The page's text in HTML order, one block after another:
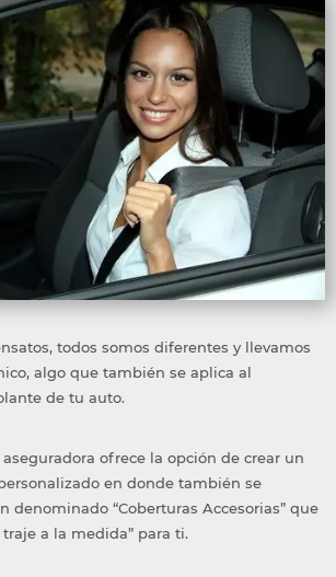
todos somos diferentes y llevamos
algo que también se aplica al
de tu auto.
aseguradora ofrece la opción de crear un
en donde también se
denominado “Coberturas Accesorias” que
a la medida” para ti.